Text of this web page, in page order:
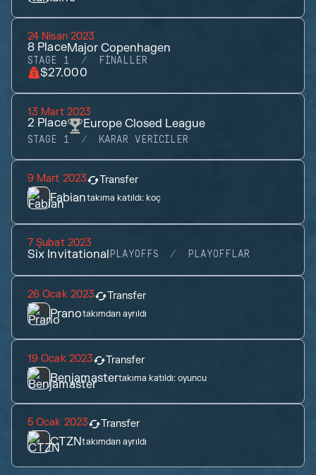
24 Nisan 2023
8 PlaceMajor Copenhagen
STAGE 1 FINALLER
$27.000
13 Mart 2023
2 Place Europe Closed League
STAGE 1 KARAR VERICILER
9 Mart 2023 Transfer
Fabiantakıma katıldı:koç
7 Şubat 2023
Six InvitationalPLAYOFFS PLAYOFFLAR
26 Ocak 2023 Transfer
Pranotakımdan ayrıldı
19 Ocak 2023 Transfer
Benjamastertakıma katıldı:oyuncu
5 Ocak 2023 Transfer
CTZNtakımdan ayrıldı